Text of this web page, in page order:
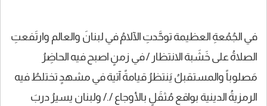
في الجُمُعةِ العظيمة توحَّدتِ الآلامُ في لبنانَ والعالم وارتَفعتِ
الصلاةُ على خَشَبة الانتظار / في زمنٍ اصبح فيه الحاضِرُ
مَصلوباً والمستقبلُ يَنتظرُ قيامةً آتية في مشهدٍ تختلطُ فيه
الرمزيةُ الدينية بواقعٍ مُثقَلٍ بالأوجاع /./ ولبنان يسيرُ دربَ